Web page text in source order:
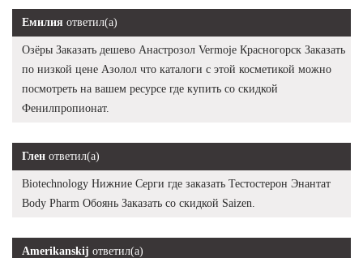
Емилия ответил(а)
Озёры Заказать дешево Анастрозол Vermoje Красногорск Заказать
по низкой цене Азолол что каталоги с этой косметикой можно
посмотреть на вашем ресурсе где купить со скидкой
Фенилпропионат.
Глен ответил(а)
Biotechnology Нижние Серги где заказать Тестостерон Энантат
Body Pharm Обоянь Заказать со скидкой Saizen.
Amerikanskij ответил(а)